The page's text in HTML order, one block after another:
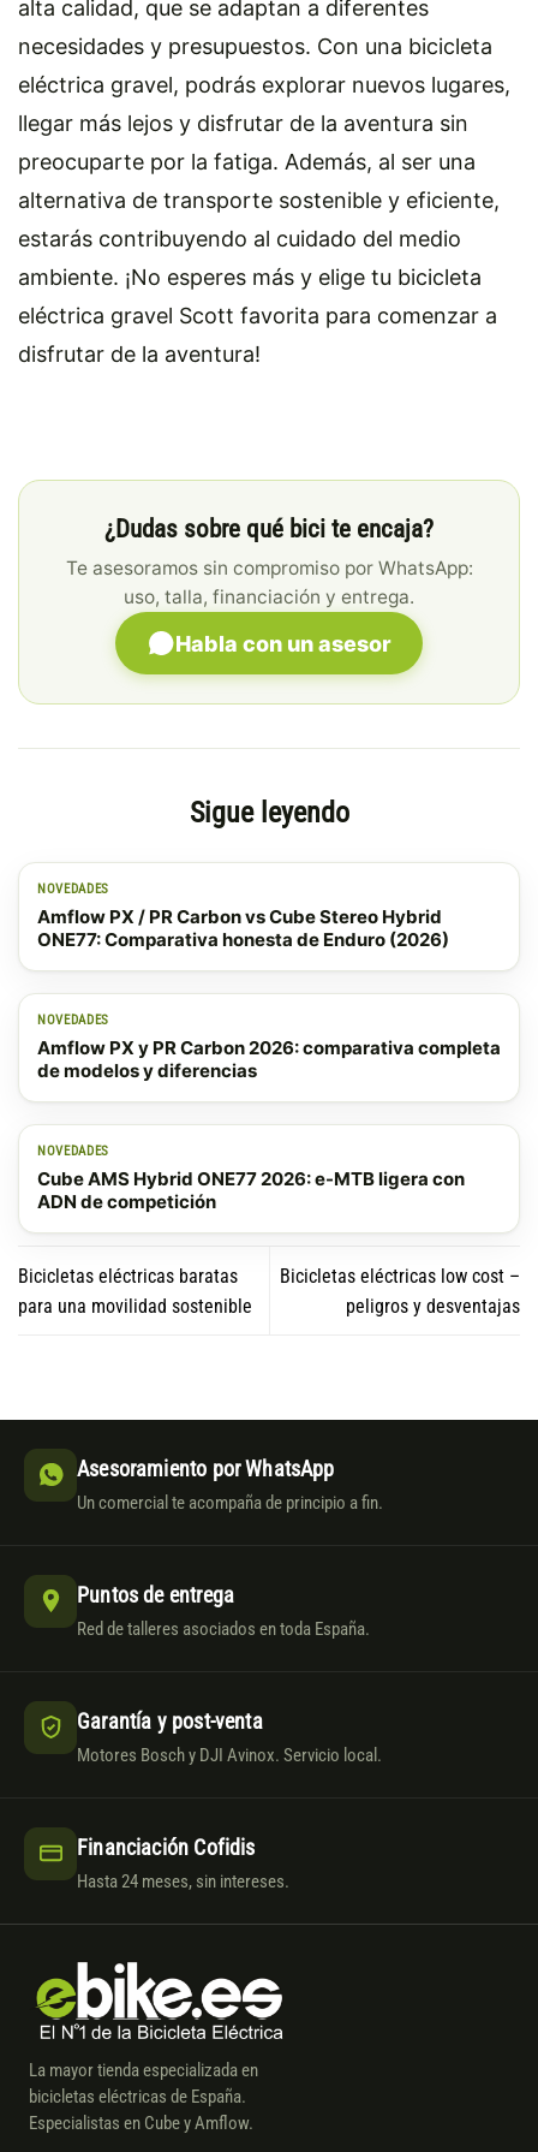
alta calidad, que se adaptan a diferentes
necesidades y presupuestos. Con una bicicleta
eléctrica gravel, podrás explorar nuevos lugares,
llegar más lejos y disfrutar de la aventura sin
preocuparte por la fatiga. Además, al ser una
alternativa de transporte sostenible y eficiente,
estarás contribuyendo al cuidado del medio
ambiente. ¡No esperes más y elige tu bicicleta
eléctrica gravel Scott favorita para comenzar a
disfrutar de la aventura!
¿Dudas sobre qué bici te encaja?
Te asesoramos sin compromiso por WhatsApp:
uso, talla, financiación y entrega.
Habla con un asesor
Sigue leyendo
NOVEDADES
Amflow PX / PR Carbon vs Cube Stereo Hybrid
ONE77: Comparativa honesta de Enduro (2026)
NOVEDADES
Amflow PX y PR Carbon 2026: comparativa completa
de modelos y diferencias
NOVEDADES
Cube AMS Hybrid ONE77 2026: e-MTB ligera con
ADN de competición
Bicicletas eléctricas baratas
para una movilidad sostenible
Bicicletas eléctricas low cost –
peligros y desventajas
Asesoramiento por WhatsApp
Un comercial te acompaña de principio a fin.
Puntos de entrega
Red de talleres asociados en toda España.
Garantía y post-venta
Motores Bosch y DJI Avinox. Servicio local.
Financiación Cofidis
Hasta 24 meses, sin intereses.
La mayor tienda especializada en
bicicletas eléctricas de España.
Especialistas en Cube y Amflow.